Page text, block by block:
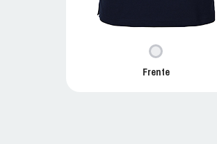
Frente